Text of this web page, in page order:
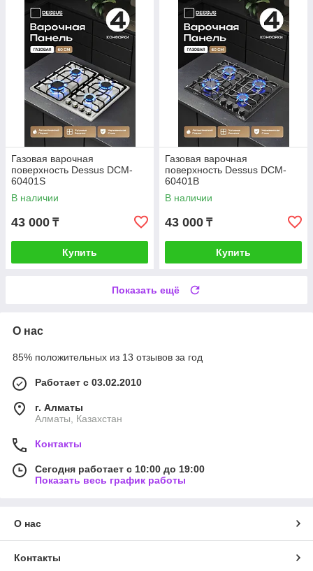
Газовая варочная
поверхность Dessus DCM-
60401S
В наличии
43 000 ₸
Купить
Газовая варочная
поверхность Dessus DCM-
60401B
В наличии
43 000 ₸
Купить
Показать ещё
О нас
85% положительных из 13 отзывов за год
Работает с 03.02.2010
г. Алматы
Алматы, Казахстан
Контакты
Сегодня работает с 10:00 до 19:00
Показать весь график работы
О нас
Контакты